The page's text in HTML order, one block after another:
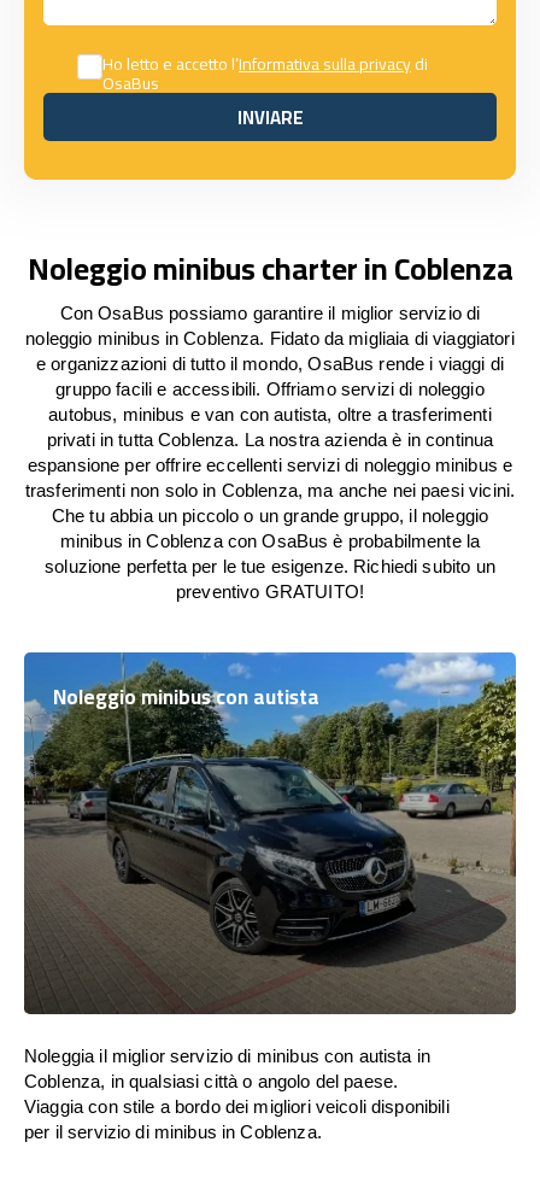
Ho letto e accetto l’Informativa sulla privacydi
OsaBus
INVIARE
INVIARE
Noleggio minibus charter in Coblenza
Con OsaBus possiamo garantire il miglior servizio di
noleggio minibus in Coblenza. Fidato da migliaia di viaggiatori
e organizzazioni di tutto il mondo, OsaBus rende i viaggi di
gruppo facili e accessibili. Offriamo servizi di noleggio
autobus, minibus e van con autista, oltre a trasferimenti
privati in tutta Coblenza. La nostra azienda è in continua
espansione per offrire eccellenti servizi di noleggio minibus e
trasferimenti non solo in Coblenza, ma anche nei paesi vicini.
Che tu abbia un piccolo o un grande gruppo, il noleggio
minibus in Coblenza con OsaBus è probabilmente la
soluzione perfetta per le tue esigenze. Richiedi subito un
preventivo GRATUITO!
Noleggio minibus con autista
Noleggia il miglior servizio di minibus con autista in
Coblenza, in qualsiasi città o angolo del paese.
Viaggia con stile a bordo dei migliori veicoli disponibili
per il servizio di minibus in Coblenza.